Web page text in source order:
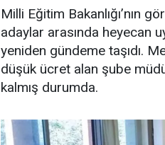
Milli Eğitim Bakanlığı’nın
adaylar arasında heyecan
yeniden gündeme taşıdı.
düşük ücret alan şube
kalmış durumda.